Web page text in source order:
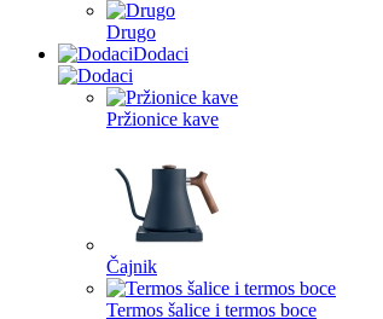
Drugo
Dodaci
Pržionice kave
Čajnik
Termos šalice i termos boce